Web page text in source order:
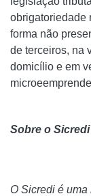
obrigatoriedade
forma não
de terceiros, na
domicílio e em
Sobre o Sicredi
O Sicredi é